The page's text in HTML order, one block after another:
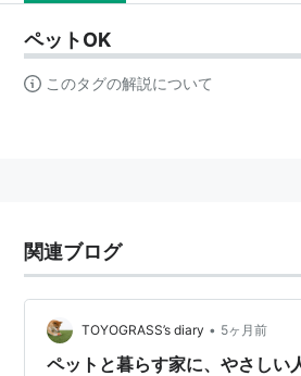
ペットOK
このタグの解説について
関連ブログ
TOYOGRASS’s diary • 5ヶ月前
ペットと暮らす家に、やさしい